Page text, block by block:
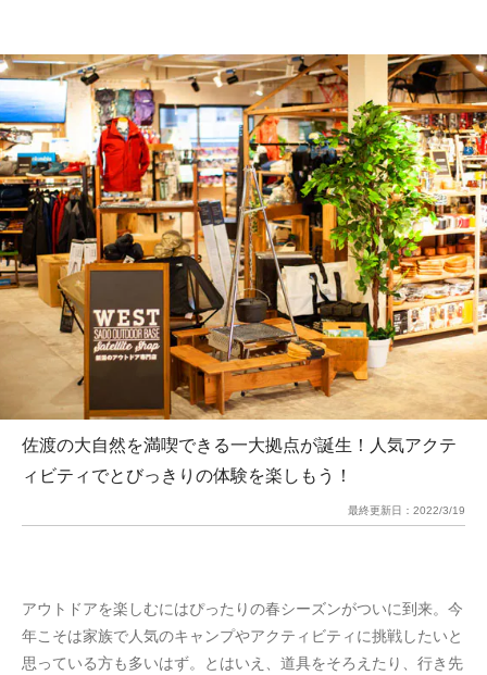
佐渡の大自然を満喫できる一大拠点が誕生！人気アクテ
ィビティでとびっきりの体験を楽しもう！
最終更新日： 2022/3/19
アウトドアを楽しむにはぴったりの春シーズンがついに到来。今
年こそは家族で人気のキャンプやアクティビティに挑戦したいと
思っている方も多いはず。とはいえ、道具をそろえたり、行き先